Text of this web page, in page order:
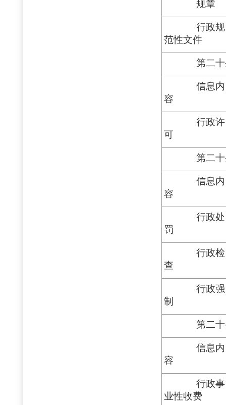
规章
行政规
范性文件
第二
信息内
容
行政许
可
第二
信息内
容
行政处
罚
行政检
查
行政强
制
第二
信息内
容
行政事
业性收费